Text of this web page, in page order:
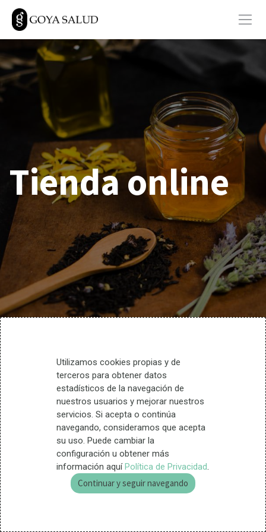
Utilizamos cookies propias y de
terceros para obtener datos
estadísticos de la navegación de
nuestros usuarios y mejorar nuestros
servicios. Si acepta o continúa
navegando, consideramos que acepta
su uso. Puede cambiar la
configuración u obtener más
información aquíPolítica de Privacidad.
Continuar y seguir navegando
Tienda online
Productos
destacados